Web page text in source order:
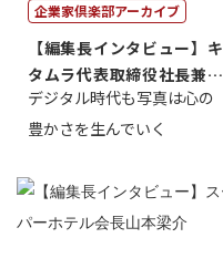
企業家倶楽部アーカイブ
【編集長インタビュー】キ
タムラ代表取締役社長兼Ｃ
ＯＯ 武川 ...
デジタル時代も写真は心の
豊かさを生んでいく